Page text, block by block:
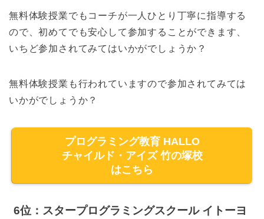
無料体験授業でもコーチが一人ひとり丁寧に指導する
ので、初めてでも安心して参加することができます、
いちど参加されてみてはいかがでしょうか？
無料体験授業も行われていますので参加されてみては
いかがでしょうか？
プログラミング教育 HALLO
チャイルド・アイズ 竹の塚校
はこちら
6位：スタープログラミングスクール イトーヨ